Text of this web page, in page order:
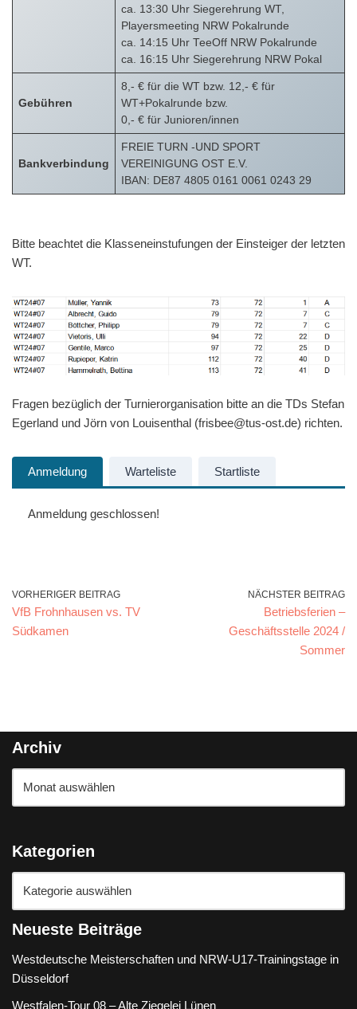
ca. 13:30 Uhr Siegerehrung WT,
Playersmeeting NRW Pokalrunde
ca. 14:15 Uhr TeeOff NRW Pokalrunde
ca. 16:15 Uhr Siegerehrung NRW Pokal
Gebühren
8,- € für die WT bzw. 12,- € für
WT+Pokalrunde bzw.
0,- € für Junioren/innen
Bankverbindung
FREIE TURN -UND SPORT
VEREINIGUNG OST E.V.
IBAN: DE87 4805 0161 0061 0243 29
Bitte beachtet die Klasseneinstufungen der Einsteiger der letzten
WT.
Fragen bezüglich der Turnierorganisation bitte an die TDs Stefan
Egerland und Jörn von Louisenthal (frisbee@tus-ost.de) richten.
Anmeldung Warteliste Startliste
Anmeldung geschlossen!
VORHERIGER BEITRAG
VfB Frohnhausen vs. TV
Südkamen
NÄCHSTER BEITRAG
Betriebsferien –
Geschäftsstelle 2024 /
Sommer
Archiv
Kategorien
Neueste Beiträge
Westdeutsche Meisterschaften und NRW-U17-Trainingstage in
Düsseldorf
Westfalen-Tour 08 – Alte Ziegelei Lünen